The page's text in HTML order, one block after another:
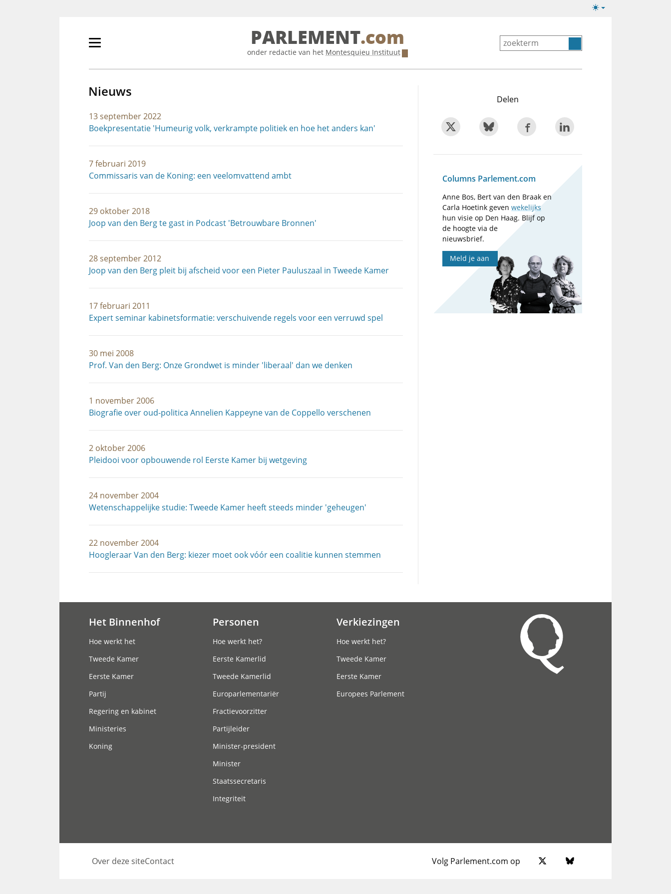
Lichte/donkere
Primair
tonen/verbergen
PARLEMENT.com
onder redactie van het Montesquieu Instituut
Nieuws
13 september 2022
Boekpresentatie 'Humeurig volk, verkrampte politiek en hoe het anders kan'
7 februari 2019
Commissaris van de Koning: een veelomvattend ambt
29 oktober 2018
Joop van den Berg te gast in Podcast 'Betrouwbare Bronnen'
28 september 2012
Joop van den Berg pleit bij afscheid voor een Pieter Pauluszaal in Tweede Kamer
17 februari 2011
Expert seminar kabinetsformatie: verschuivende regels voor een verruwd spel
30 mei 2008
Prof. Van den Berg: Onze Grondwet is minder 'liberaal' dan we denken
1 november 2006
Biografie over oud-politica Annelien Kappeyne van de Coppello verschenen
2 oktober 2006
Pleidooi voor opbouwende rol Eerste Kamer bij wetgeving
24 november 2004
Wetenschappelijke studie: Tweede Kamer heeft steeds minder 'geheugen'
22 november 2004
Hoogleraar Van den Berg: kiezer moet ook vóór een coalitie kunnen stemmen
Delen
Columns Parlement.com
Anne Bos, Bert van den Braak en
Carla Hoetink gevenwekelijks
hun visie op Den Haag. Blijf op
de hoogte via de
nieuwsbrief.
Meld je aan
Het Binnenhof
Hoe werkt het
Tweede Kamer
Eerste Kamer
Partij
Regering en kabinet
Ministeries
Koning
Personen
Hoe werkt het?
Eerste Kamerlid
Tweede Kamerlid
Europarlementariër
Fractievoorzitter
Partijleider
Minister-president
Minister
Staatssecretaris
Integriteit
Verkiezingen
Hoe werkt het?
Tweede Kamer
Eerste Kamer
Europees Parlement
Over deze siteContact Volg Parlement.com op